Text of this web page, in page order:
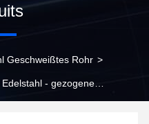
Geschweißtes Rohr >
- gezogene